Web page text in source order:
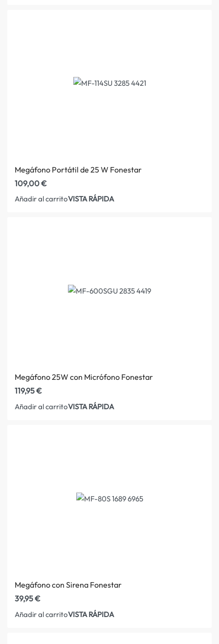
Megáfono Portátil de 25 W Fonestar
109,00€
Añadir al carritoVISTA RÁPIDA
Megáfono 25W con Micrófono Fonestar
119,95€
Añadir al carritoVISTA RÁPIDA
Megáfono con Sirena Fonestar
39,95€
Añadir al carritoVISTA RÁPIDA